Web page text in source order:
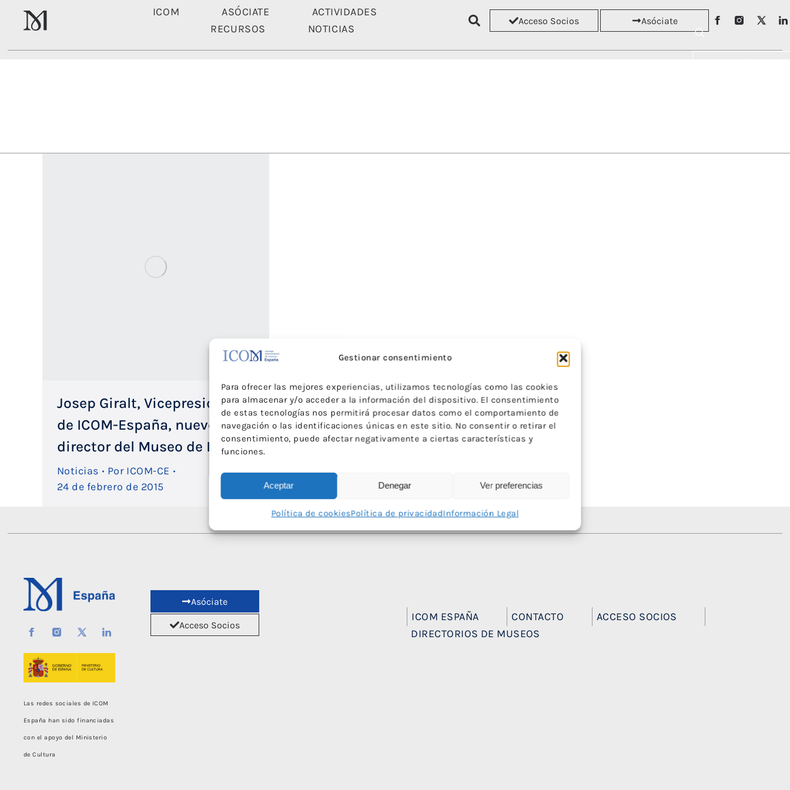
Gestionar consentimiento
Para ofrecer las mejores experiencias, utilizamos tecnologías como las cookies
para almacenar y/o acceder a la información del dispositivo. El consentimiento
de estas tecnologías nos permitirá procesar datos como el comportamiento de
navegación o las identificaciones únicas en este sitio. No consentir o retirar el
consentimiento, puede afectar negativamente a ciertas características y
funciones.
Aceptar Denegar Ver preferencias
Política de cookiesPolítica de privacidadInformación Legal
ICOM ASÓCIATE
ACTIVIDADES
RECURSOS
NOTICIAS
Acceso Socios Asóciate
Josep Giralt, Vicepresidente
de ICOM-España, nuevo
director del Museo de Lleida
Noticias Por ICOM-CE
24 de febrero de 2015
Las redes sociales de ICOM
España han sido financiadas
con el apoyo del Ministerio
de Cultura
Asóciate
Acceso Socios
ICOM ESPAÑA CONTACTO
ACCESO SOCIOS
DIRECTORIOS DE MUSEOS